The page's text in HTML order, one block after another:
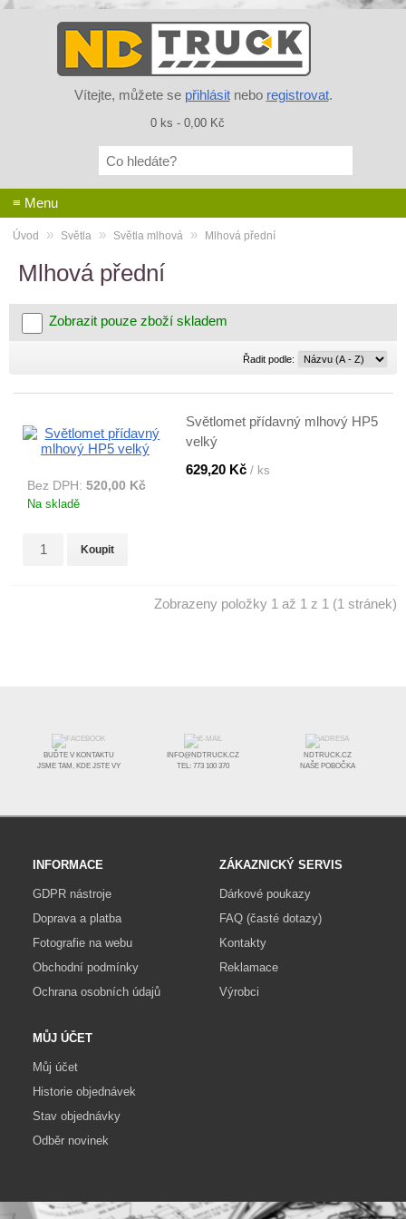
Vítejte, můžete se přihlásitnebo registrovat.
0 ks - 0,00 Kč
≡ Menu
Úvod » Světla » Světla mlhová » Mlhová přední
Mlhová přední
Zobrazit pouze zboží skladem
Řadit podle: Řadit
podle:
Světlomet přídavný mlhový HP5
velký
629,20 Kč / ks
Bez DPH: 520,00 Kč
Na skladě
Koupit
Zobrazeny položky 1 až 1 z 1 (1 stránek)
BUĎTE V KONTAKTU
JSME TAM, KDE JSTE VY
INFO@NDTRUCK.CZ
TEL: 773 100 370
NDTRUCK.CZ
NAŠE POBOČKA
INFORMACE
GDPR nástroje
Doprava a platba
Fotografie na webu
Obchodní podmínky
Ochrana osobních údajů
ZÁKAZNICKÝ SERVIS
Dárkové poukazy
FAQ (časté dotazy)
Kontakty
Reklamace
Výrobci
MŮJ ÚČET
Můj účet
Historie objednávek
Stav objednávky
Odběr novinek